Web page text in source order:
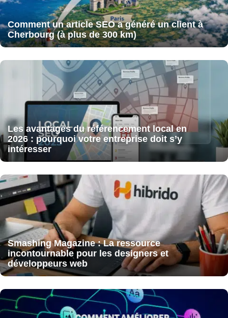
Comment un article SEO a généré un client à
Cherbourg (à plus de 300 km)
Les avantages du référencement local en
2026 : pourquoi votre entreprise doit s’y
intéresser
Smashing Magazine : La ressource
incontournable pour les designers et
développeurs web